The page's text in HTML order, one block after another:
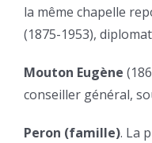
la même chapelle
(1875-1953),
Mouton Eugène
conseiller général,
Peron (famille). La